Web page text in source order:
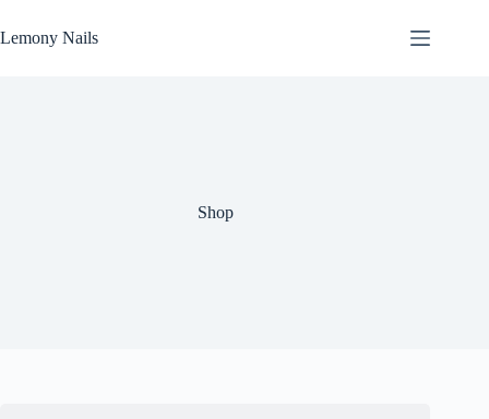
Inhalt
springen
Lemony Nails
Shop